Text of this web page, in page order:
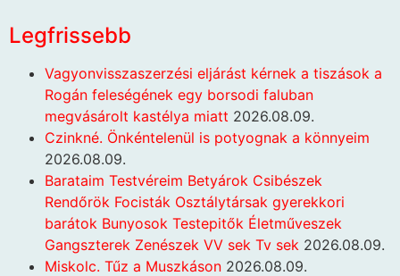
Legfrissebb
Vagyonvisszaszerzési eljárást kérnek a tiszások a
Rogán feleségének egy borsodi faluban
megvásárolt kastélya miatt 2026.08.09.
Czinkné. Önkéntelenül is potyognak a könnyeim
2026.08.09.
Barataim Testvéreim Betyárok Csibészek
Rendőrök Focisták Osztálytársak gyerekkori
barátok Bunyosok Testepitők Életműveszek
Gangszterek Zenészek VV sek Tv sek 2026.08.09.
Miskolc. Tűz a Muszkáson 2026.08.09.